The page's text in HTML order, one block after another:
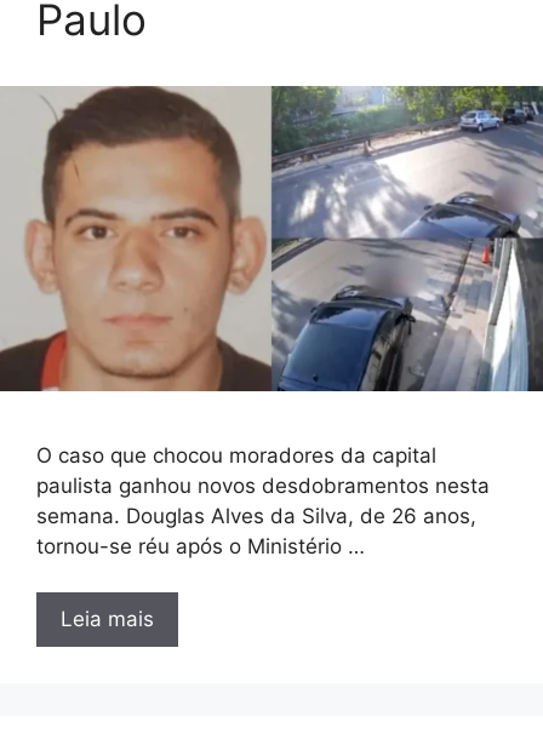
Paulo
O caso que chocou moradores da capital
paulista ganhou novos desdobramentos nesta
semana. Douglas Alves da Silva, de 26 anos,
tornou-se réu após o Ministério …
Leia mais